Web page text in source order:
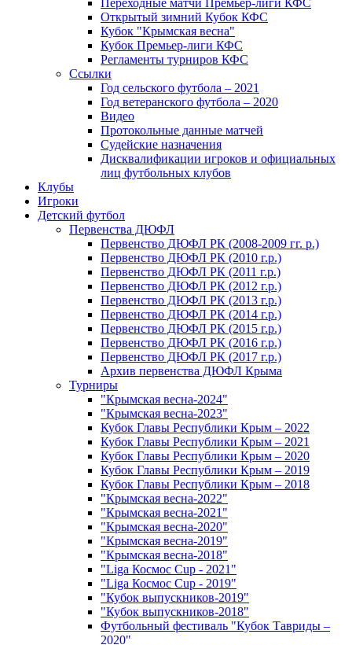
Переходные матчи Премьер-лиги КФС
Открытый зимний Кубок КФС
Кубок "Крымская весна"
Кубок Премьер-лиги КФС
Регламенты турниров КФС
Ссылки
Год сельского футбола – 2021
Год ветеранского футбола – 2020
Видео
Протокольные данные матчей
Судейские назначения
Дисквалификации игроков и официальных
лиц футбольных клубов
Клубы
Игроки
Детский футбол
Первенства ДЮФЛ
Первенство ДЮФЛ РК (2008-2009 гг. р.)
Первенство ДЮФЛ РК (2010 г.р.)
Первенство ДЮФЛ РК (2011 г.р.)
Первенство ДЮФЛ РК (2012 г.р.)
Первенство ДЮФЛ РК (2013 г.р.)
Первенство ДЮФЛ РК (2014 г.р.)
Первенство ДЮФЛ РК (2015 г.р.)
Первенство ДЮФЛ РК (2016 г.р.)
Первенство ДЮФЛ РК (2017 г.р.)
Архив первенства ДЮФЛ Крыма
Турниры
"Крымская весна-2024"
"Крымская весна-2023"
Кубок Главы Республики Крым – 2022
Кубок Главы Республики Крым – 2021
Кубок Главы Республики Крым – 2020
Кубок Главы Республики Крым – 2019
Кубок Главы Республики Крым – 2018
"Крымская весна-2022"
"Крымская весна-2021"
"Крымская весна-2020"
"Крымская весна-2019"
"Крымская весна-2018"
"Liga Космос Cup - 2021"
"Liga Космос Cup - 2019"
"Кубок выпускников-2019"
"Кубок выпускников-2018"
Футбольный фестиваль "Кубок Тавриды –
2020"